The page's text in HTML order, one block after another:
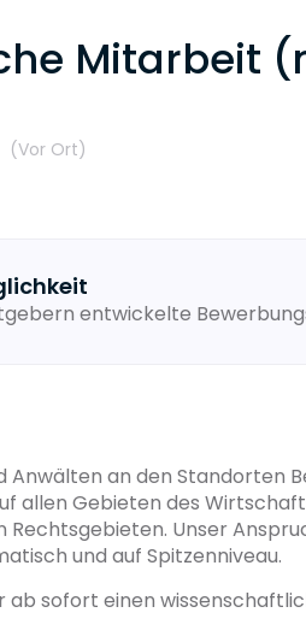
Mitarbeit
(Vor Ort)
entwickelte
an den Standorten
allen Gebieten des
Unser
und auf Spitzenniveau.
ab sofort einen